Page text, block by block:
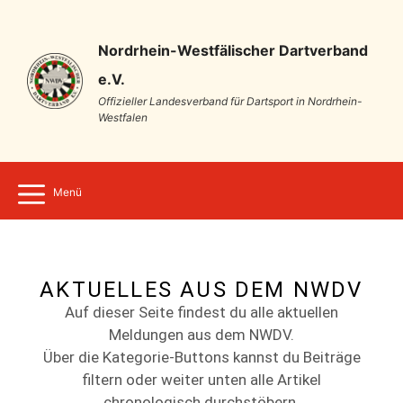
Nordrhein-Westfälischer Dartverband
e.V.
Offizieller Landesverband für Dartsport in Nordrhein-
Westfalen
Menü
AKTUELLES AUS DEM NWDV
Auf dieser Seite findest du alle aktuellen
Meldungen aus dem NWDV.
Über die Kategorie-Buttons kannst du Beiträge
filtern oder weiter unten alle Artikel